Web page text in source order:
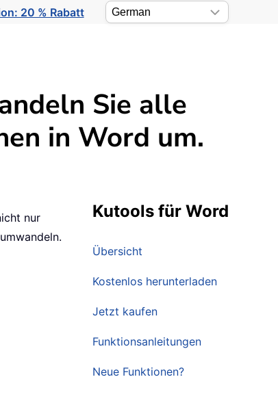
20 % Rabatt
Sie alle
in Word um.
Kutools für Word
Übersicht
Kostenlos herunterladen
Jetzt kaufen
Funktionsanleitungen
Neue Funktionen?
nur